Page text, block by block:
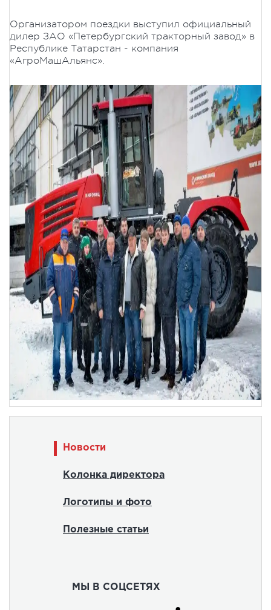
Организатором поездки выступил официальный
дилер ЗАО «Петербургский тракторный завод» в
Республике Татарстан - компания
«АгроМашАльянс».
Новости
Колонка директора
Логотипы и фото
Полезные статьи
МЫ В СОЦСЕТЯХ